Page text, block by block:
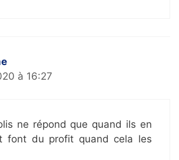
à 16:27
ne répond que quand ils en
font du profit quand cela les